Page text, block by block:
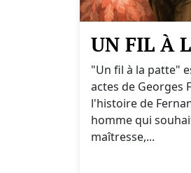
UN FIL À
"Un fil à la patte"
actes de Georges
l'histoire de
homme qui
maîtresse,...